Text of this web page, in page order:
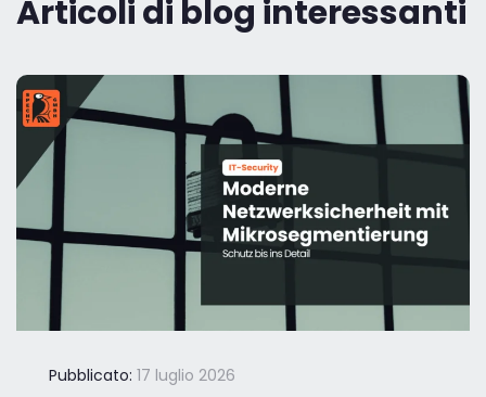
Articoli di blog interessanti
Pubblicato: 17 luglio 2026